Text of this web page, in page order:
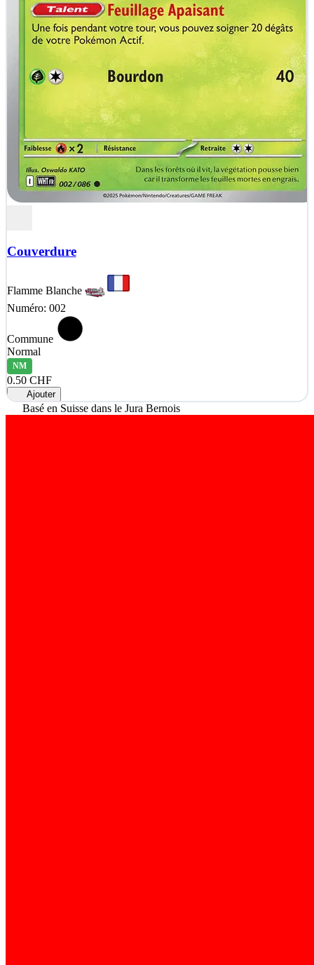
Couverdure
Flamme Blanche
Numéro: 002
Commune
Normal
NM
0.50 CHF
Ajouter
Basé en Suisse dans le Jura Bernois